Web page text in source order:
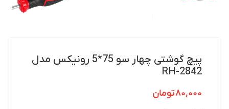
پیچ گوشتی چهار سو 75*5 رونیکس مدل
RH-2842
۸۰,۰۰۰تومان